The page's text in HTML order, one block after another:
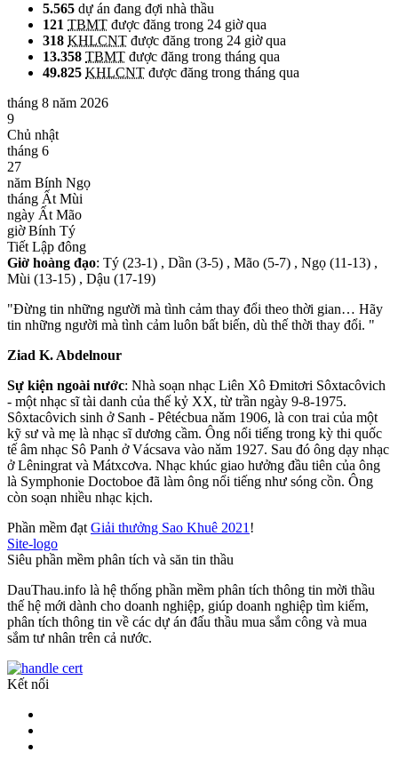
5.565 dự án đang đợi nhà thầu
121 TBMT được đăng trong 24 giờ qua
318 KHLCNT được đăng trong 24 giờ qua
13.358 TBMT được đăng trong tháng qua
49.825 KHLCNT được đăng trong tháng qua
tháng 8 năm 2026
9
Chủ nhật
tháng 6
27
năm Bính Ngọ
tháng Ất Mùi
ngày Ất Mão
giờ Bính Tý
Tiết Lập đông
Giờ hoàng đạo: Tý (23-1) , Dần (3-5) , Mão (5-7) , Ngọ (11-13) ,
Mùi (13-15) , Dậu (17-19)
"Đừng tin những người mà tình cảm thay đổi theo thời gian… Hãy
tin những người mà tình cảm luôn bất biến, dù thế thời thay đổi. "
Ziad K. Abdelnour
Sự kiện ngoài nước: Nhà soạn nhạc Liên Xô Đmitơri Sôxtacôvich
- một nhạc sĩ tài danh của thế kỷ XX, từ trần ngày 9-8-1975.
Sôxtacôvich sinh ở Sanh - Pêtécbua nǎm 1906, là con trai của một
kỹ sư và mẹ là nhạc sĩ dương cầm. Ông nổi tiếng trong kỳ thi quốc
tế âm nhạc Sô Panh ở Vácsava vào nǎm 1927. Sau đó ông dạy nhạc
ở Lêningrat và Mátxcơva. Nhạc khúc giao hưởng đầu tiên của ông
là Symphonie Doctoboe đã làm ông nổi tiếng như sóng cồn. Ông
còn soạn nhiều nhạc kịch.
Phần mềm đạt Giải thưởng Sao Khuê 2021 !
Site-logo
Siêu phần mềm phân tích và săn tin thầu
DauThau.info là hệ thống phần mềm phân tích thông tin mời thầu
thế hệ mới dành cho doanh nghiệp, giúp doanh nghiệp tìm kiếm,
phân tích thông tin về các dự án đấu thầu mua sắm công và mua
sắm tư nhân trên cả nước.
Kết nối